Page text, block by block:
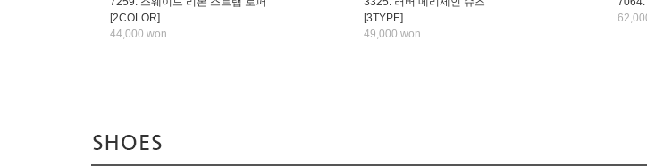
[2COLOR]
44,000 won
[3TYPE]
49,000 won